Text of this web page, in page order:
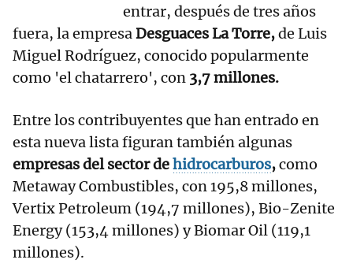
entrar, después de tres años
fuera, la empresaDesguaces La Torre,de Luis
Miguel Rodríguez, conocido popularmente
como 'el chatarrero', con 3,7 millones.
Entre los contribuyentes que han entrado en
esta nueva lista figuran también algunas
empresas del sector dehidrocarburos,como
Metaway Combustibles, con 195,8 millones,
Vertix Petroleum (194,7 millones), Bio-Zenite
Energy (153,4 millones) y Biomar Oil (119,1
millones).